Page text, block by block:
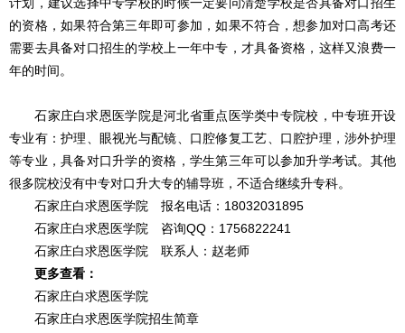
的资格，如果符合第三年即可参加，如果不符合，想参加对口高考还
需要去具备对口招生的学校上一年中专，才具备资格，这样又浪费一
年的时间。
石家庄白求恩医学院是河北省重点医学类中专院校，中专班开设
专业有：护理、眼视光与配镜、口腔修复工艺、口腔护理，涉外护理
等专业，具备对口升学的资格，学生第三年可以参加升学考试。其他
很多院校没有中专对口升大专的辅导班，不适合继续升专科。
石家庄白求恩医学院 报名电话：18032031895
石家庄白求恩医学院 咨询QQ：1756822241
石家庄白求恩医学院 联系人：赵老师
更多查看：
石家庄白求恩医学院
石家庄白求恩医学院招生简章